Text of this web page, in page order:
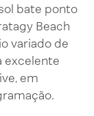
bate ponto
Beach
variado de
excelente
em